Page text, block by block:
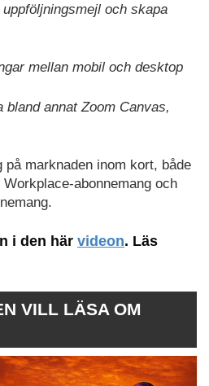
och skapa
mellan mobil och desktop
annat Zoom Canvas,
på marknaden inom kort, både
abonnemang och
i den här videon. Läs
VILL LÄSA OM